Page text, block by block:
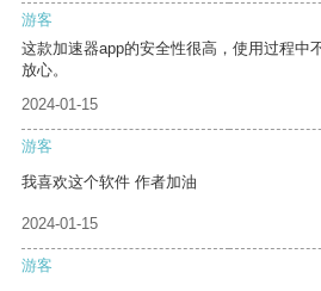
游客
这款加速器app的安全性很高，使用过程中
放心。
2024-01-15
游客
我喜欢这个软件 作者加油
2024-01-15
游客